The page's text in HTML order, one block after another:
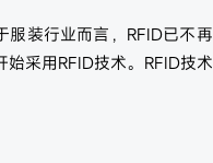
服装行业而言，RFID已不再
采用RFID技术。RFID技术